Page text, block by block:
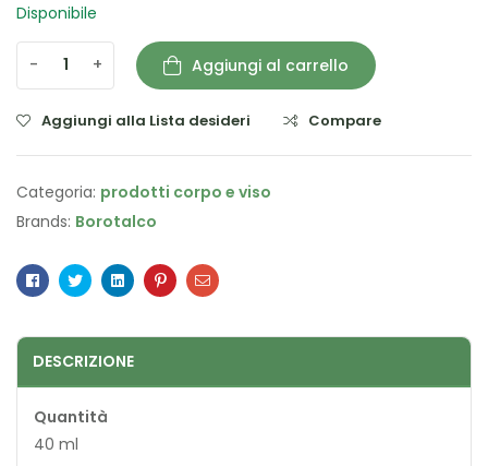
Disponibile
- + Aggiungi al carrello
Aggiungi alla Lista desideri Compare
Categoria: prodotti corpo e viso
Brands: Borotalco
Facebook
TwitterLinkedinPinterestEmail
DESCRIZIONE
Quantità
40 ml